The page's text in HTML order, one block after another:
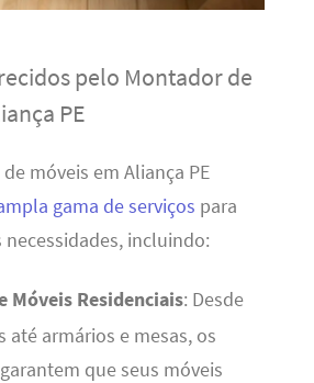
pelo Montador de
PE
móveis em Aliança PE
gama de serviços para
necessidades, incluindo:
Móveis Residenciais: Desde
até armários e mesas, os
que seus móveis